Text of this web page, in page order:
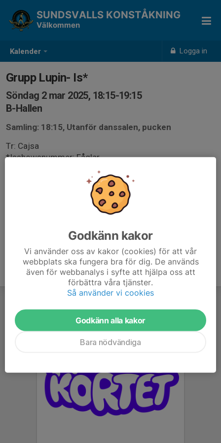
Kalender Logga in
SUNDSVALLS KONSTÅKNING
Välkommen
Grupp Lupin- Is*
Söndag 2 mar 2025, 18:15-19:15
B-Hallen
Samling: 18:15, Utanför danssalen, pucken
Tr: Cajsa
*Isshowsnummer: Fåglar
Godkänn kakor
Vi använder oss av kakor (cookies) för att vår
webbplats ska fungera bra för dig. De används
även för webbanalys i syfte att hjälpa oss att
förbättra våra tjänster.
Så använder vi cookies
Godkänn alla kakor
Bara nödvändiga